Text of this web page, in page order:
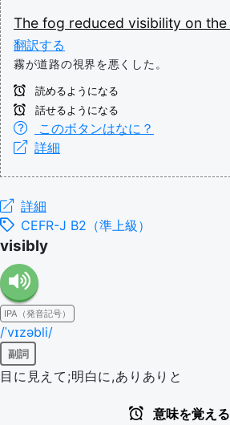
The fog reduced visibility on the
翻訳する
霧が道路の視界を悪くした。
読めるようになる
話せるようになる
このボタンはなに？
詳細
詳細
CEFR-J B2（準上級）
visibly
IPA（発音記号）
/ˈvɪzəbli/
副詞
目に見えて;明白に,ありありと
意味を覚える